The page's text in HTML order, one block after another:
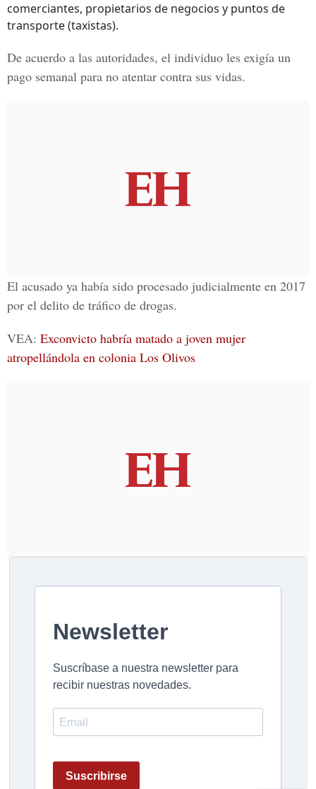
comerciantes, propietarios de negocios y puntos de
transporte (taxistas).
De acuerdo a las autoridades, el individuo les exigía un
pago semanal para no atentar contra sus vidas.
El acusado ya había sido procesado judicialmente en 2017
por el delito de tráfico de drogas.
VEA: Exconvicto habría matado a joven mujer
atropellándola en colonia Los Olivos